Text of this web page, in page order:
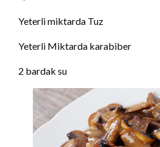
Yeterli miktarda Tuz
Yeterli Miktarda karabiber
2 bardak su